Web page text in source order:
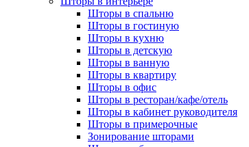
Шторы в спальню
Шторы в гостиную
Шторы в кухню
Шторы в детскую
Шторы в ванную
Шторы в квартиру
Шторы в офис
Шторы в ресторан/кафе/отель
Шторы в кабинет руководителя
Шторы в примерочные
Зонирование шторами